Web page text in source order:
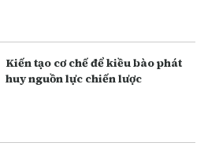
Kiến tạo cơ chế để kiều bào phát
huy nguồn lực chiến lược